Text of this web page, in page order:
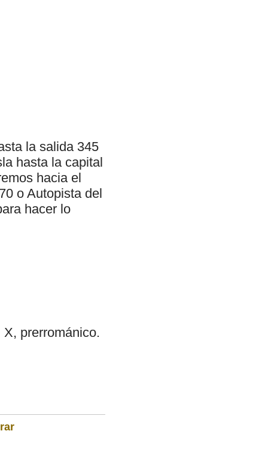
la salida 345
hasta la capital
hacia el
o Autopista del
hacer lo
prerrománico.